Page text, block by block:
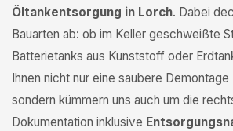
Öltankentsorgung in Lorch. Dabei
Bauarten ab: ob im Keller geschweißte
Batterietanks aus Kunststoff oder
Ihnen nicht nur eine saubere Demontage
sondern kümmern uns auch um die
Dokumentation inklusive